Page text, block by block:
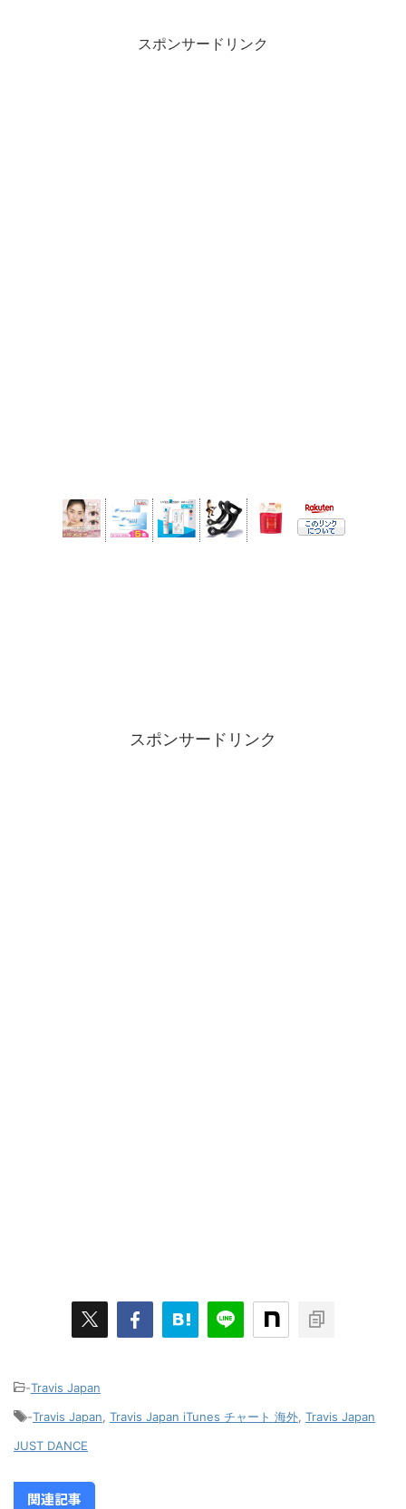
スポンサードリンク
スポンサードリンク
-Travis Japan
-Travis Japan Travis Japan iTunes チャート 海外 Travis Japan
JUST DANCE
関連記事